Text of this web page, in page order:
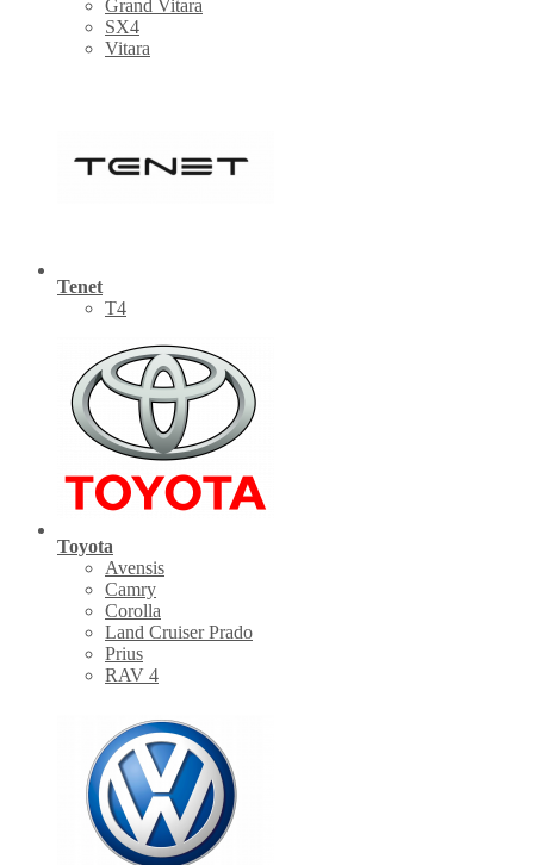
Grand Vitara
SX4
Vitara
Tenet
Т4
Toyota
Avensis
Camry
Corolla
Land Cruiser Prado
Prius
RAV 4